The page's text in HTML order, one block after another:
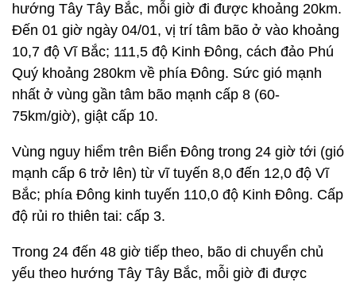
hướng Tây Tây Bắc, mỗi giờ đi được khoảng 20km.
Đến 01 giờ ngày 04/01, vị trí tâm bão ở vào khoảng
10,7 độ Vĩ Bắc; 111,5 độ Kinh Đông, cách đảo Phú
Quý khoảng 280km về phía Đông. Sức gió mạnh
nhất ở vùng gần tâm bão mạnh cấp 8 (60-
75km/giờ), giật cấp 10.
Vùng nguy hiểm trên Biển Đông trong 24 giờ tới (gió
mạnh cấp 6 trở lên) từ vĩ tuyến 8,0 đến 12,0 độ Vĩ
Bắc; phía Đông kinh tuyến 110,0 độ Kinh Đông. Cấp
độ rủi ro thiên tai: cấp 3.
Trong 24 đến 48 giờ tiếp theo, bão di chuyển chủ
yếu theo hướng Tây Tây Bắc, mỗi giờ đi được